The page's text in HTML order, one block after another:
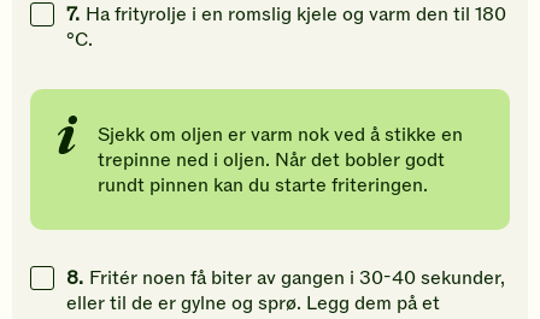
7. Ha frityrolje i en romslig kjele og varm den til 180
°C.
Sjekk om oljen er varm nok ved å stikke en
trepinne ned i oljen. Når det bobler godt
rundt pinnen kan du starte friteringen.
8. Fritér noen få biter av gangen i 30-40 sekunder,
eller til de er gylne og sprø. Legg dem på et